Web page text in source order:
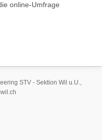
online-Umfrage
STV - Sektion Wil u.U.,